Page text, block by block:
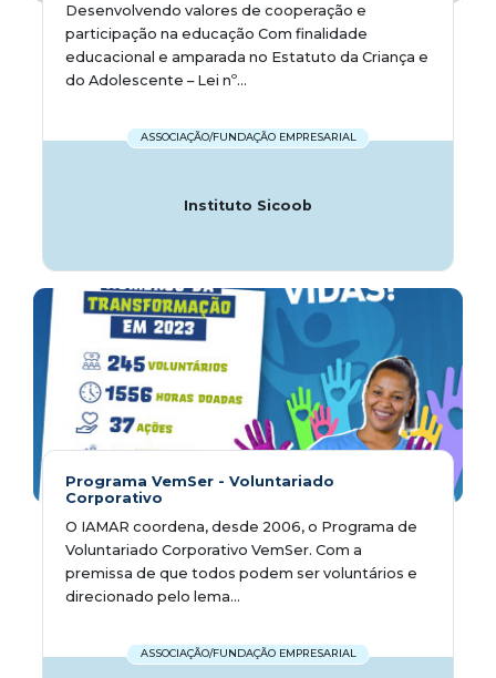
Desenvolvendo valores de cooperação e
participação na educação Com finalidade
educacional e amparada no Estatuto da Criança e
do Adolescente – Lei nº...
ASSOCIAÇÃO/FUNDAÇÃO EMPRESARIAL
Instituto Sicoob
Programa VemSer - Voluntariado
Corporativo
O IAMAR coordena, desde 2006, o Programa de
Voluntariado Corporativo VemSer. Com a
premissa de que todos podem ser voluntários e
direcionado pelo lema...
ASSOCIAÇÃO/FUNDAÇÃO EMPRESARIAL